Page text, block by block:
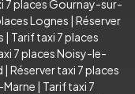
7 places Gournay-sur-
Lognes | Réserver
| Tarif taxi 7 places
7 places Noisy-le-
| Réserver taxi 7 places
Marne | Tarif taxi 7